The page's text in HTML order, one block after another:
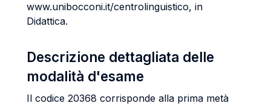
www.unibocconi.it/centrolinguistico, in
Didattica.
Descrizione dettagliata delle
modalità d'esame
Il codice 20368 corrisponde alla prima metà